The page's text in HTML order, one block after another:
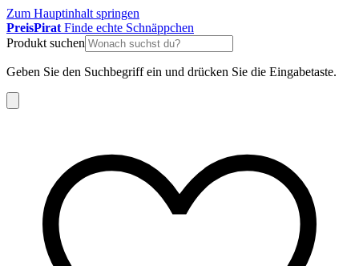
Zum Hauptinhalt springen
PreisPirat Finde echte Schnäppchen
Produkt suchen
Geben Sie den Suchbegriff ein und drücken Sie die Eingabetaste.